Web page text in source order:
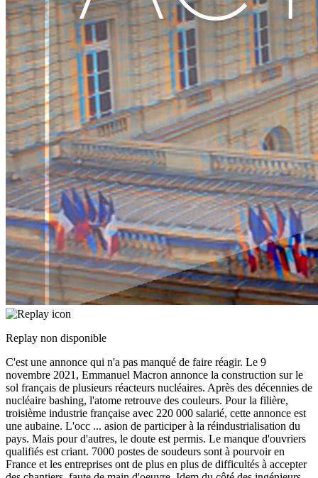
Replay non disponible
C'est une annonce qui n'a pas manqué de faire réagir. Le 9
novembre 2021, Emmanuel Macron annonce la construction sur le
sol français de plusieurs réacteurs nucléaires. Après des décennies de
nucléaire bashing, l'atome retrouve des couleurs. Pour la filière,
troisième industrie française avec 220 000 salarié, cette annonce est
une aubaine. L'occ ... asion de participer à la réindustrialisation du
pays. Mais pour d'autres, le doute est permis. Le manque d'ouvriers
qualifiés est criant. 7000 postes de soudeurs sont à pourvoir en
France et les entreprises ont de plus en plus de difficultés à accepter